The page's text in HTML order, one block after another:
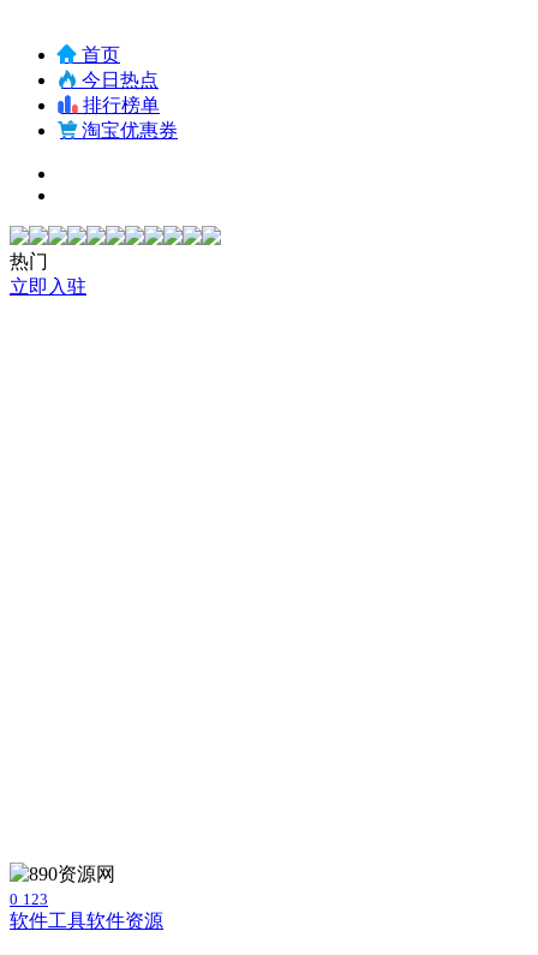
首页
今日热点
排行榜单
淘宝优惠券
热门
立即入驻
0 123
软件工具软件资源